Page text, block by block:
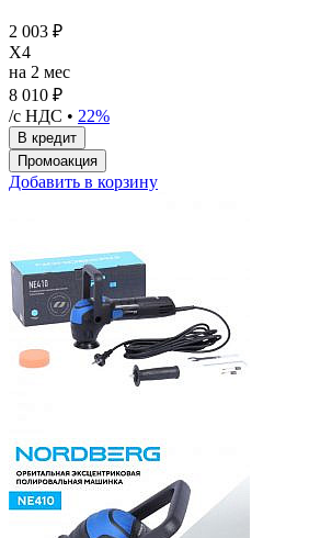
2 003 ₽
X4
на 2 мес
8 010 ₽
/с НДС • 22%
Добавить в корзину